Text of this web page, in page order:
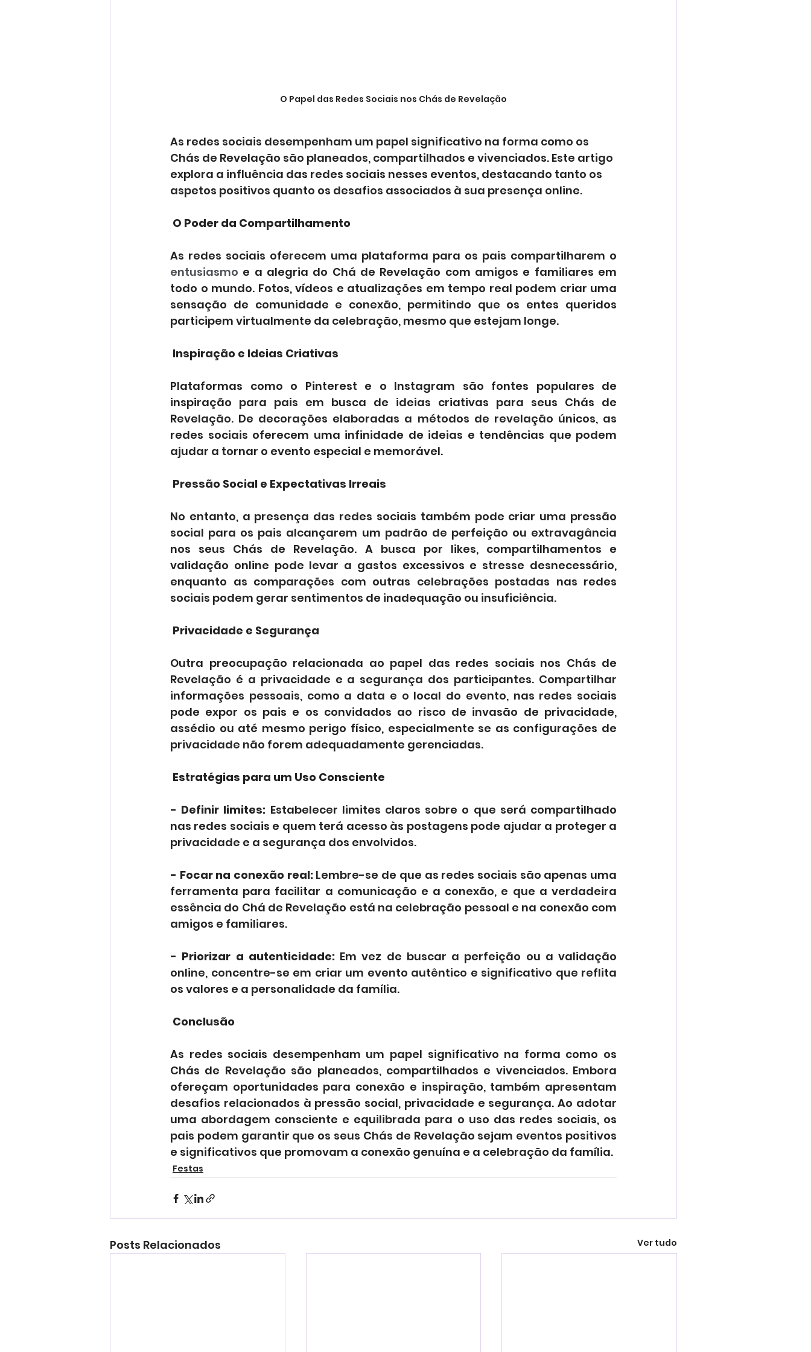
O Papel das Redes Sociais nos Chás de Revelação
As redes sociais desempenham um papel significativo na forma como os
Chás de Revelação são planeados, compartilhados e vivenciados. Este artigo
explora a influência das redes sociais nesses eventos, destacando tanto os
aspetos positivos quanto os desafios associados à sua presença online.
O Poder da Compartilhamento
entusiasmo e a alegria do Chá de Revelação com amigos e familiares em
todo o mundo. Fotos, vídeos e atualizações em tempo real podem criar uma
sensação de comunidade e conexão, permitindo que os entes queridos
participem virtualmente da celebração, mesmo que estejam longe.
Inspiração e Ideias Criativas
Plataformas como o Pinterest e o Instagram são fontes populares de
inspiração para pais em busca de ideias criativas para seus Chás de
Revelação. De decorações elaboradas a métodos de revelação únicos, as
redes sociais oferecem uma infinidade de ideias e tendências que podem
ajudar a tornar o evento especial e memorável.
Pressão Social e Expectativas Irreais
No entanto, a presença das redes sociais também pode criar uma pressão
social para os pais alcançarem um padrão de perfeição ou extravagância
nos seus Chás de Revelação. A busca por likes, compartilhamentos e
validação online pode levar a gastos excessivos e stresse desnecessário,
enquanto as comparações com outras celebrações postadas nas redes
sociais podem gerar sentimentos de inadequação ou insuficiência.
Privacidade e Segurança
Outra preocupação relacionada ao papel das redes sociais nos Chás de
Revelação é a privacidade e a segurança dos participantes. Compartilhar
informações pessoais, como a data e o local do evento, nas redes sociais
pode expor os pais e os convidados ao risco de invasão de privacidade,
assédio ou até mesmo perigo físico, especialmente se as configurações de
privacidade não forem adequadamente gerenciadas.
Estratégias para um Uso Consciente
- Definir limites: Estabelecer limites claros sobre o que será compartilhado
nas redes sociais e quem terá acesso às postagens pode ajudar a proteger a
privacidade e a segurança dos envolvidos.
- Focar na conexão real: Lembre-se de que as redes sociais são apenas uma
ferramenta para facilitar a comunicação e a conexão, e que a verdadeira
essência do Chá de Revelação está na celebração pessoal e na conexão com
amigos e familiares.
- Priorizar a autenticidade: Em vez de buscar a perfeição ou a validação
online, concentre-se em criar um evento autêntico e significativo que reflita
os valores e a personalidade da família.
Conclusão
As redes sociais desempenham um papel significativo na forma como os
Chás de Revelação são planeados, compartilhados e vivenciados. Embora
ofereçam oportunidades para conexão e inspiração, também apresentam
desafios relacionados à pressão social, privacidade e segurança. Ao adotar
uma abordagem consciente e equilibrada para o uso das redes sociais, os
pais podem garantir que os seus Chás de Revelação sejam eventos positivos
e significativos que promovam a conexão genuína e a celebração da família.
Festas
Posts Relacionados Ver tudo